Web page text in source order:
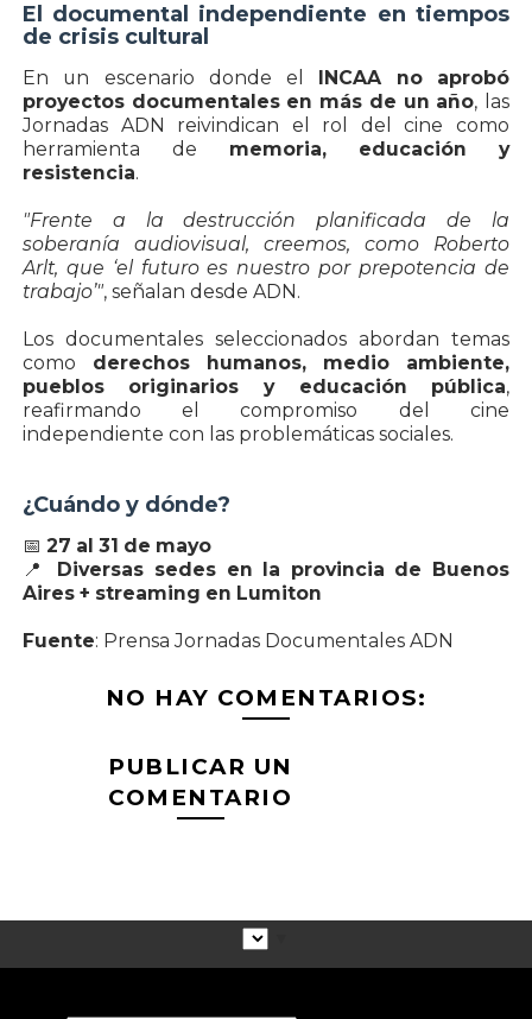
El documental independiente en tiempos
de crisis cultural
En un escenario donde el
INCAA no aprobó
proyectos documentales en más de un año, las
Jornadas ADN reivindican el rol del cine como
herramienta de memoria, educación y
resistencia.
"Frente a la destrucción planificada de la
soberanía audiovisual, creemos, como Roberto
Arlt, que ‘el futuro es nuestro por prepotencia de
trabajo’", señalan desde ADN.
Los documentales seleccionados abordan temas
como derechos humanos, medio ambiente,
pueblos originarios y educación pública,
reafirmando el compromiso del cine
independiente con las problemáticas sociales.
¿Cuándo y dónde?
📅 27 al 31 de mayo
📍
Diversas sedes en la provincia de Buenos
Aires + streaming en Lumiton
Fuente: Prensa Jornadas Documentales ADN
NO HAY COMENTARIOS:
PUBLICAR UN
COMENTARIO